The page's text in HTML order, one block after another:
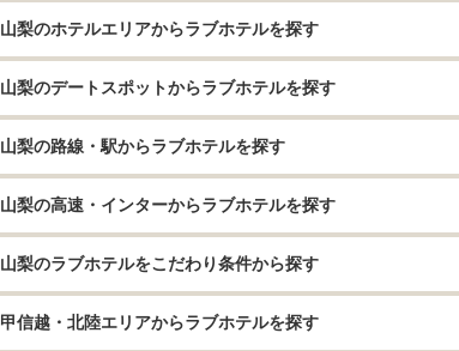
山梨のホテルエリアからラブホテルを探す
山梨のデートスポットからラブホテルを探す
山梨の路線・駅からラブホテルを探す
山梨の高速・インターからラブホテルを探す
山梨のラブホテルをこだわり条件から探す
甲信越・北陸エリアからラブホテルを探す